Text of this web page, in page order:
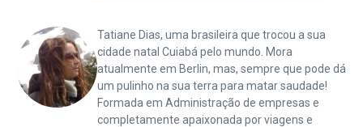
Tatiane Dias, uma brasileira que trocou a sua
cidade natal Cuiabá pelo mundo. Mora
atualmente em Berlin, mas, sempre que pode dá
um pulinho na sua terra para matar saudade!
Formada em Administração de empresas e
completamente apaixonada por viagens e